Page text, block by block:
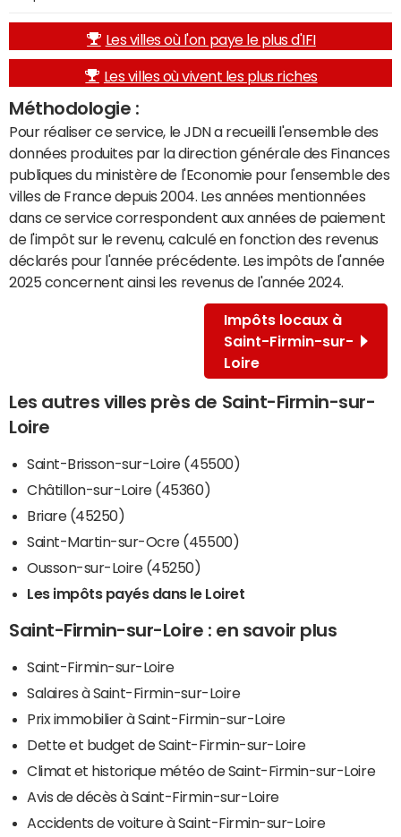
Les villes où l'on paye le plus d'IFI
Les villes où vivent les plus riches
Méthodologie :
Pour réaliser ce service, le JDN a recueilli l'ensemble des
données produites par la direction générale des Finances
publiques du ministère de l'Economie pour l'ensemble des
villes de France depuis 2004. Les années mentionnées
dans ce service correspondent aux années de paiement
de l'impôt sur le revenu, calculé en fonction des revenus
déclarés pour l'année précédente. Les impôts de l'année
2025 concernent ainsi les revenus de l'année 2024.
Impôts locaux à
Saint-Firmin-sur-
Loire
Les autres villes près de Saint-Firmin-sur-
Loire
Saint-Brisson-sur-Loire (45500)
Châtillon-sur-Loire (45360)
Briare (45250)
Saint-Martin-sur-Ocre (45500)
Ousson-sur-Loire (45250)
Les impôts payés dans le Loiret
Saint-Firmin-sur-Loire : en savoir plus
Saint-Firmin-sur-Loire
Salaires à Saint-Firmin-sur-Loire
Prix immobilier à Saint-Firmin-sur-Loire
Dette et budget de Saint-Firmin-sur-Loire
Climat et historique météo de Saint-Firmin-sur-Loire
Avis de décès à Saint-Firmin-sur-Loire
Accidents de voiture à Saint-Firmin-sur-Loire